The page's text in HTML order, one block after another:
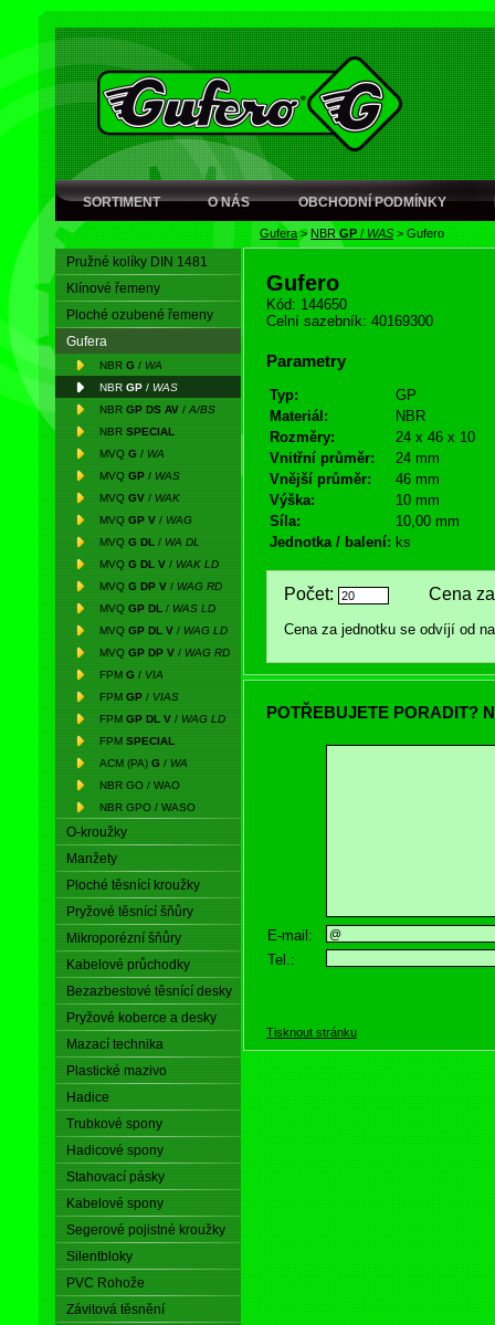
SORTIMENT O NÁS OBCHODNÍ PODMÍNKY
Gufera> NBRGP / WAS > Gufero
Pružné kolíky DIN 1481
Klínové řemeny
Ploché ozubené řemeny
Gufera
NBR G / WA
NBR GP / WAS
NBR GP DS AV / A/BS
NBR SPECIAL
MVQ G / WA
MVQ GP / WAS
MVQ GV / WAK
MVQ GP V / WAG
MVQ G DL / WA DL
MVQ G DL V / WAK LD
MVQ G DP V / WAG RD
MVQ GP DL / WAS LD
MVQ GP DL V / WAG LD
MVQ GP DP V / WAG RD
FPM G / VIA
FPM GP / VIAS
FPM GP DL V / WAG LD
FPM SPECIAL
ACM (PA) G / WA
NBR GO / WAO
NBR GPO / WASO
O-kroužky
Manžety
Ploché těsnící kroužky
Pryžové těsnící šňůry
Mikroporézní šňůry
Kabelové průchodky
Bezazbestové těsnící desky
Pryžové koberce a desky
Mazací technika
Plastické mazivo
Hadice
Trubkové spony
Hadicové spony
Stahovací pásky
Kabelové spony
Segerové pojistné kroužky
Silentbloky
PVC Rohože
Závitová těsnění
Gufero
Kód: 144650
Celní sazebník: 40169300
Parametry
Typ:
GP
Materiál:
NBR
Rozměry:
24 x 46 x 10
Vnitřní průměr:
24 mm
Vnější průměr:
46 mm
Výška:
10 mm
Síla:
10,00 mm
Jednotka / balení: ks
Počet: Cena za
Cena za jednotku se odvíjí od
POTŘEBUJETE PORADIT?
E-mail:
Tel.:
Tisknout stránku